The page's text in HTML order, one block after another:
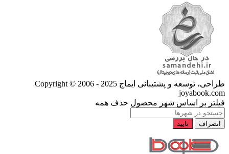
طراحی، توسعه و پشتیبانی ایماج Copyright © 2006 - 2025
joyabook.com
فیلتر بر اساس شهر محصول حذف همه
انصراف تایید